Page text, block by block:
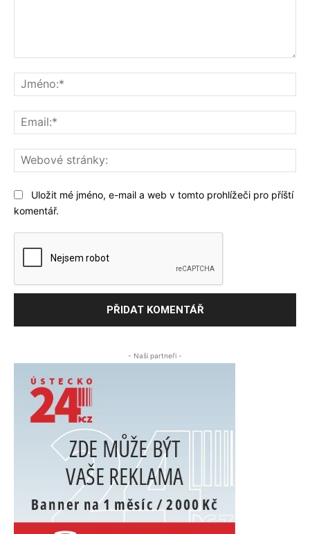
Uložit mé jméno, e-mail a web v tomto prohlížeči pro příští
komentář.
- Naši partneři -